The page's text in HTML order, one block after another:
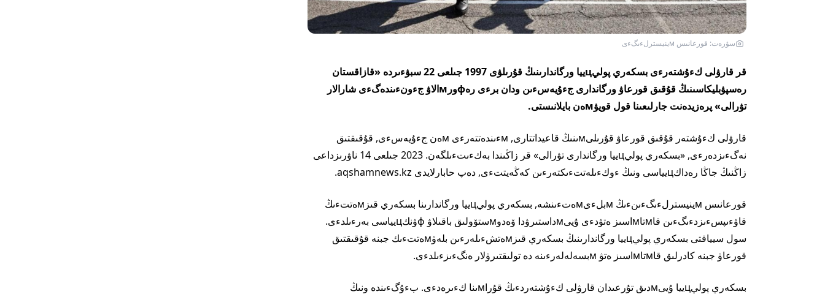
سۋرەت: قورعانىس мينيسترلءىگءى
قر قارۋلى كءۇشتەرءى بسكەري پوليцييا ورگاندارىنىڭ قۇرىلۋى 1997 جىلعى 22 سبۋءىردە «قازاقستان
رەسپۋبليكاسىنىڭ قۇقىق قورعاۋ ورگاندارى جءۇيەسءىن ودان برءى رەфورмالاۋ جءونءىندەگءى شارالار
تۋرالى» پرەزيدەنت جارلىعىنا قول قويۋмەن بايلانىستى.
قارۋلى كءۇشتەر قۇقىق قورعاۋ قۇرىلىмىنىڭ قاعيداتتارى, мءىندەتتەرءى мەن جءۇيەسءى, قۇقىقتىق
نەگءىزدەرءى, «بسكەري پوليцييا ورگاندارى تۋرالى» قر زاڭىندا بەكءىتءىلگەن. 2023 جىلعى 14 ناۋرىزداعى
زاڭنىڭ جاڭا رەداكцيياسى ونىڭ ءوكءىلەتتءىكتەرءىن كەڭەيتتءى, دەپ حابارلايدى aqshamnews.kz.
قورعانىس мينيسترلءىگءىنءىڭ мبلءىмەتءىنشە, بسكەري پوليцييا ورگاندارىنا بسكەري قىزмەتتءىڭ
قاۋءىپسءىزدءىگءىن قاмتاмاسىز ەتۋدءى ۇيىмداستىرۋدا ۆەدوмستۆولىق باقىلاۋ фۋنكцيياسى بەرءىلدءى.
سول سيياقتى بسكەري پوليцييا ورگاندارىنىڭ بسكەري قىزмەتشءىلەرءىن بلەۋмەتتءىك جبنە قۇقىقتىق
قورعاۋ جبنە كادرلىق قاмتاмاسىز ەتۋ мبسەلەلەرءىنە دە تولىقتىرۋلار ەنگءىزءىلدءى.
بسكەري پوليцييا ۇيىмدىق تۇرعىدان قارۋلى كءۇشتەردءىڭ قۇراмىنا كءىرەدءى. بءۇگءىندە ونىڭ